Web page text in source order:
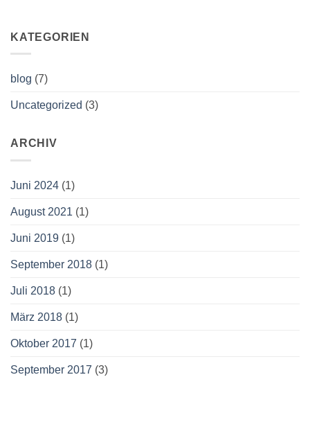
KATEGORIEN
blog (7)
Uncategorized (3)
ARCHIV
Juni 2024 (1)
August 2021 (1)
Juni 2019 (1)
September 2018 (1)
Juli 2018 (1)
März 2018 (1)
Oktober 2017 (1)
September 2017 (3)